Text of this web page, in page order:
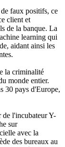
faux positifs, ce
client et
de la banque. La
learning qui
aidant ainsi les
la criminalité
monde entier.
30 pays d'Europe,
de l'incubateur Y-
sur
avec la
des bureaux au